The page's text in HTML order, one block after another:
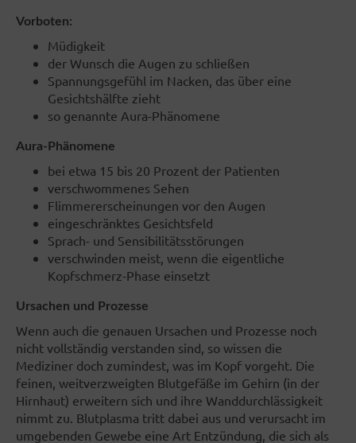
Vorboten:
Müdigkeit
der Wunsch die Augen zu schließen
Spannungsgefühl im Nacken, das über eine
Gesichtshälfte zieht
so genannte Aura-Phänomene
Aura-Phänomene
bei etwa 15 bis 20 Prozent der Patienten
verschwommenes Sehen
Flimmererscheinungen vor den Augen
eingeschränktes Gesichtsfeld
Sprach- und Sensibilitätsstörungen
verschwinden meist, wenn die eigentliche
Kopfschmerz-Phase einsetzt
Ursachen und Prozesse
Wenn auch die genauen Ursachen und Prozesse noch
nicht vollständig verstanden sind, so wissen die
Mediziner doch zumindest, was im Kopf vorgeht. Die
feinen, weitverzweigten Blutgefäße im Gehirn (in der
Hirnhaut) erweitern sich und ihre Wanddurchlässigkeit
nimmt zu. Blutplasma tritt dabei aus und verursacht im
umgebenden Gewebe eine Art Entzündung, die sich als